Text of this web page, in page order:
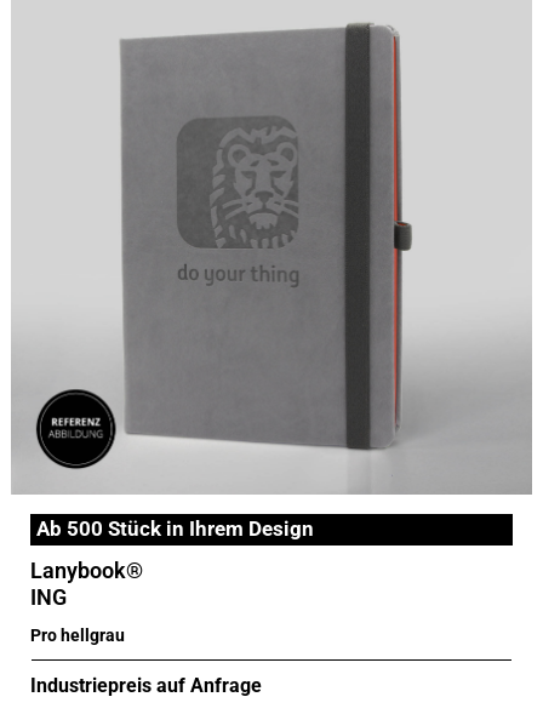
Ab 500 Stück in Ihrem Design
Lanybook®
ING
Pro hellgrau
Industriepreis auf Anfrage